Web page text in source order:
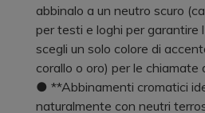
abbinalo a un neutro scuro
per testi e loghi per garantire
scegli un solo colore di
corallo o oro) per le chiamate
● **Abbinamenti cromatici
naturalmente con neutri